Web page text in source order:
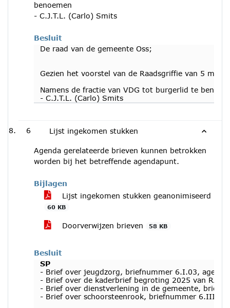
benoemen
- C.J.T.L. (Carlo) Smits
Besluit
De raad van de gemeente Oss;
Gezien het voorstel van de Raadsgriffie van 5
Namens de fractie van VDG tot burgerlid te
- C.J.T.L. (Carlo) Smits
6 Lijst ingekomen stukken
Agenda gerelateerde brieven kunnen betrokken
worden bij het betreffende agendapunt.
Bijlagen
Lijst ingekomen stukken geanonimiseerd
60 KB
Doorverwijzen brieven 58 KB
Besluit
SP
- Brief over jeugdzorg, briefnummer 6.I.03,
- Brief over de kaderbrief begroting 2025 van
- Brief over dienstverlening in de gemeente,
- Brief over schoorsteenrook, briefnummer